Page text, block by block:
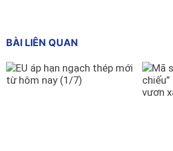
BÀI LIÊN QUAN